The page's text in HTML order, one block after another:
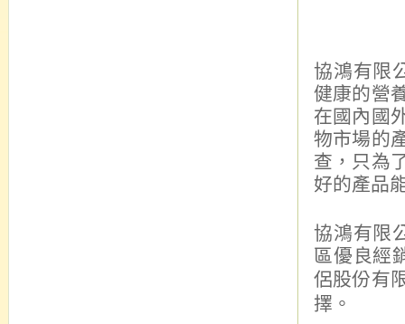
協鴻有限
健康的營
在國內國
物市場的
查，只為
好的產品
協鴻有限
區優良經
侶股份有
擇 。